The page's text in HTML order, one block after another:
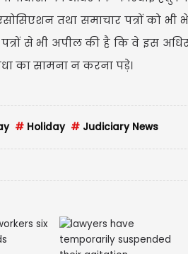
तथा समाचार पत्रों को
से भी अपील की है कि वे इस
का सामना न करना पड़े।
# Holiday # Judiciary News